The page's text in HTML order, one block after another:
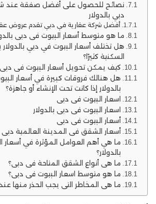
نصائح للحصول على أفضل صفقة عند
دبي بالدولار
أفضل شركة عقارية في دبي تقدم عروض
ما هو متوسط أسعار البيوت في دبي
هل تختلف أسعار البيوت في دبي
السكنية كثيرًا؟
كيف يمكن تحويل أسعار البيوت في دبي
هل هنالك فروقات كبيرة في أسعار
بالدولار إذا كانت تحت الإنشاء أو جاهزة؟
اسعار البيوت في دبي
اسعار البيوت في دبي بالدولار
أسعار البيوت في دبي
أسعار الشقق في المدينة العالمية دبي
ما هي أهم العوامل المؤثرة في أسعار
بالدولار؟
ما هي أنواع الشقق المتاحة في دبي؟
ما هو متوسط اسعار البيوت في دبي؟
ما هي المخاطر التي يجب الحذر منها